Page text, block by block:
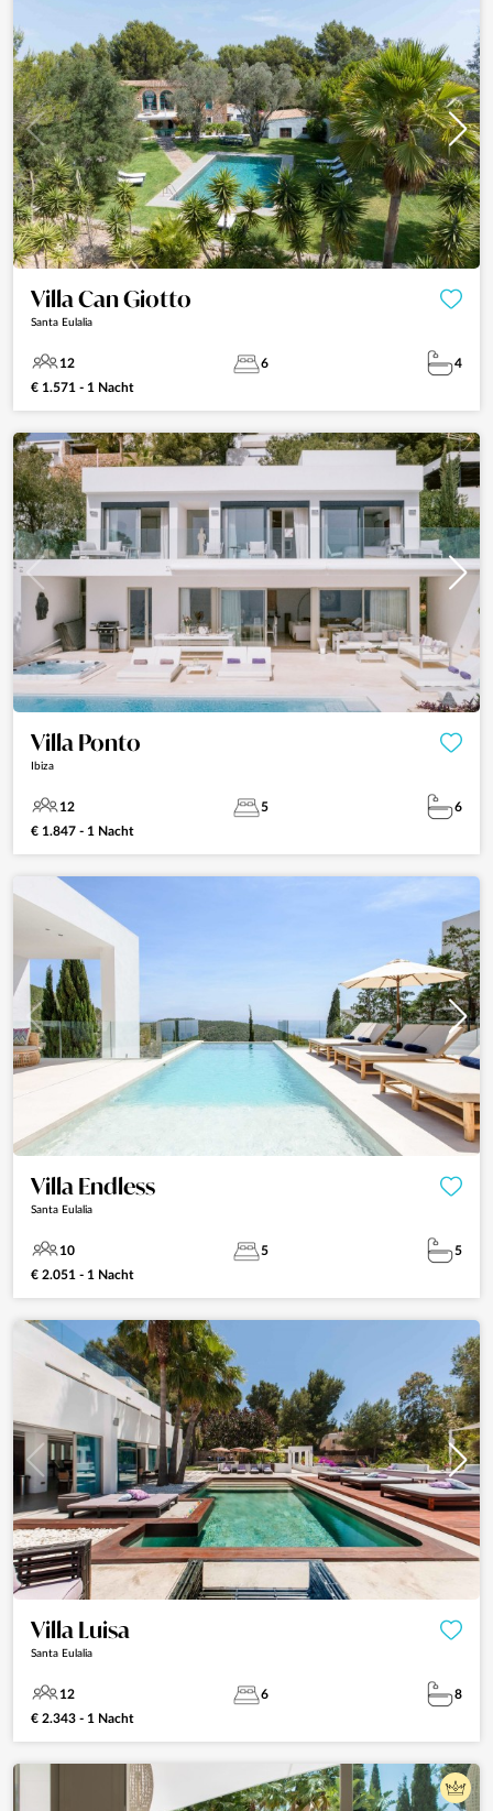
Villa Can Giotto
Santa Eulalia
12 6
4
€ 1.571 - 1 Nacht
Villa Ponto
Ibiza
12 5
6
€ 1.847 - 1 Nacht
Villa Endless
Santa Eulalia
10 5
5
€ 2.051 - 1 Nacht
Villa Luisa
Santa Eulalia
12 6
8
€ 2.343 - 1 Nacht